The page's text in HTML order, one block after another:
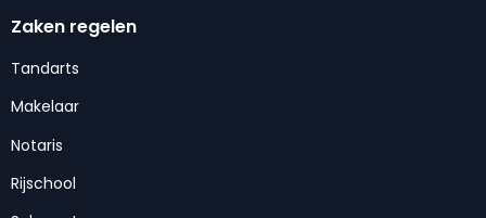
Zaken regelen
Tandarts
Makelaar
Notaris
Rijschool